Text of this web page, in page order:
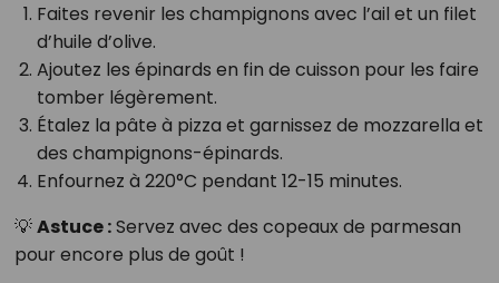
Faites revenir les champignons avec l’ail et un filet
d’huile d’olive.
Ajoutez les épinards en fin de cuisson pour les faire
tomber légèrement.
Étalez la pâte à pizza et garnissez de mozzarella et
des champignons-épinards.
Enfournez à 220°C pendant 12-15 minutes.
💡Astuce :Servez avec des copeaux de parmesan
pour encore plus de goût !